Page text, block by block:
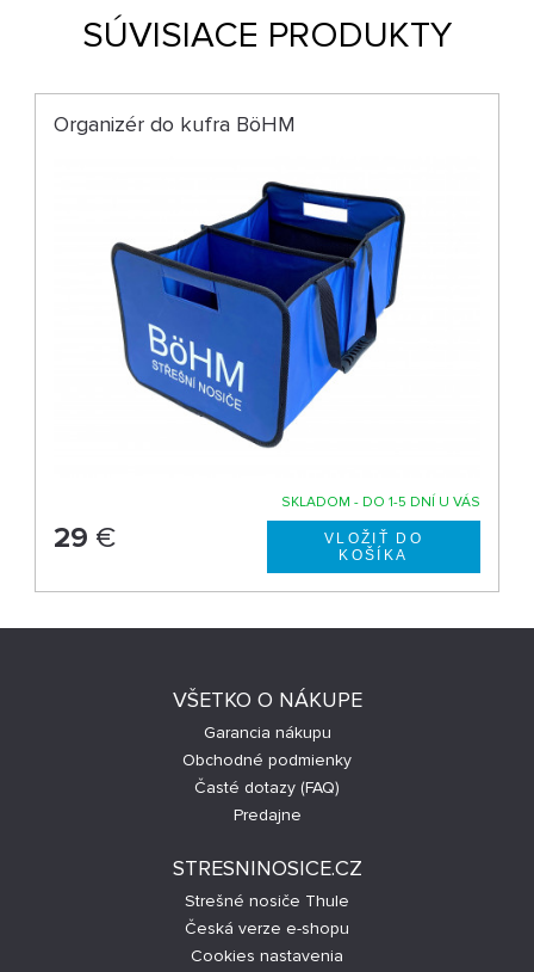
SÚVISIACE PRODUKTY
Organizér do kufra BöHM
SKLADOM - DO 1-5 DNÍ U VÁS
29 €
VŠETKO O NÁKUPE
Garancia nákupu
Obchodné podmienky
Časté dotazy (FAQ)
Predajne
STRESNINOSICE.CZ
Strešné nosiče Thule
Česká verze e-shopu
Cookies nastavenia